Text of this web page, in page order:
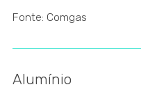
Fonte: Comgas
Alumínio